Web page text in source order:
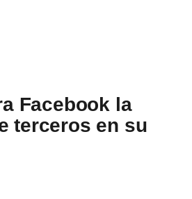
Facebook la
terceros en su